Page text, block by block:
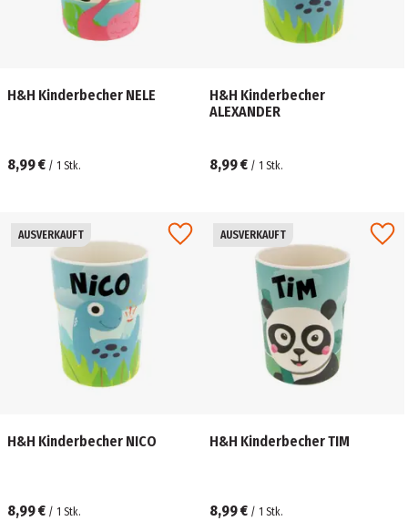
H&H Kinderbecher NELE
8,99 € / 1 Stk.
H&H Kinderbecher
ALEXANDER
8,99 € / 1 Stk.
AUSVERKAUFT
H&H Kinderbecher NICO
8,99 € / 1 Stk.
AUSVERKAUFT
H&H Kinderbecher TIM
8,99 € / 1 Stk.